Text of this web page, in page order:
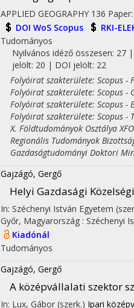
APPLIED GEOGRAPHY 136
DOI WoS Scopus
RKI-
Tudományos
Nyilvános idéző összesen: 27|
jelölt: 20 | DOI jelölt: 22
Folyóirat szakterülete: Scopus -
Folyóirat szakterülete: Scopus -
Folyóirat szakterülete: Scopus -
Folyóirat szakterülete: Scopus -
X. Földtudományok Osztálya
Regionális Tudományok
Gazdaságtudományi Doktori
Gajzágó, Gergő
Helyi Gazdasági
In: Széchenyi István Egyetem
Győr, Magyarország : Széchenyi
Kiadónál
Tudományos
Gajzágó, Gergő
A középvállalati szektor
In: Lux, Gábor (szerk.) Ipari